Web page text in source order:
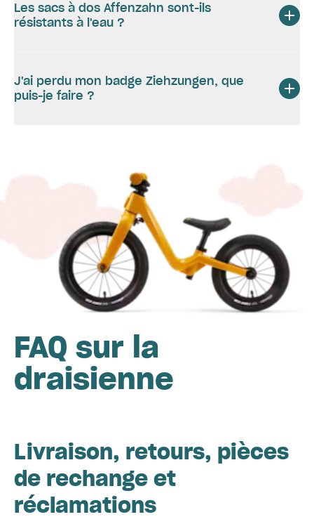
Les sacs à dos Affenzahn sont-ils
résistants à l'eau ?
J'ai perdu mon badge Ziehzungen, que
puis-je faire ?
FAQ sur la
draisienne
Livraison, retours, pièces
de rechange et
réclamations